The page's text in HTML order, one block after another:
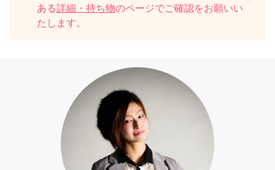
ある詳細・持ち物のページでご確認をお願いい
たします。